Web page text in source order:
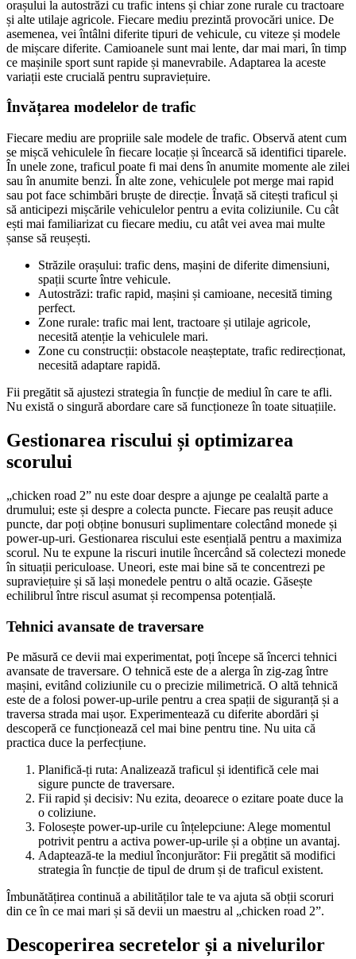
orașului la autostrăzi cu trafic intens și chiar zone rurale cu tractoare
și alte utilaje agricole. Fiecare mediu prezintă provocări unice. De
asemenea, vei întâlni diferite tipuri de vehicule, cu viteze și modele
de mișcare diferite. Camioanele sunt mai lente, dar mai mari, în timp
ce mașinile sport sunt rapide și manevrabile. Adaptarea la aceste
variații este crucială pentru supraviețuire.
Învățarea modelelor de trafic
Fiecare mediu are propriile sale modele de trafic. Observă atent cum
se mișcă vehiculele în fiecare locație și încearcă să identifici tiparele.
În unele zone, traficul poate fi mai dens în anumite momente ale zilei
sau în anumite benzi. În alte zone, vehiculele pot merge mai rapid
sau pot face schimbări bruște de direcție. Învață să citești traficul și
să anticipezi mișcările vehiculelor pentru a evita coliziunile. Cu cât
ești mai familiarizat cu fiecare mediu, cu atât vei avea mai multe
șanse să reușești.
Străzile orașului: trafic dens, mașini de diferite dimensiuni,
spații scurte între vehicule.
Autostrăzi: trafic rapid, mașini și camioane, necesită timing
perfect.
Zone rurale: trafic mai lent, tractoare și utilaje agricole,
necesită atenție la vehiculele mari.
Zone cu construcții: obstacole neașteptate, trafic redirecționat,
necesită adaptare rapidă.
Fii pregătit să ajustezi strategia în funcție de mediul în care te afli.
Nu există o singură abordare care să funcționeze în toate situațiile.
Gestionarea riscului și optimizarea
scorului
„chicken road 2” nu este doar despre a ajunge pe cealaltă parte a
drumului; este și despre a colecta puncte. Fiecare pas reușit aduce
puncte, dar poți obține bonusuri suplimentare colectând monede și
power-up-uri. Gestionarea riscului este esențială pentru a maximiza
scorul. Nu te expune la riscuri inutile încercând să colectezi monede
în situații periculoase. Uneori, este mai bine să te concentrezi pe
supraviețuire și să lași monedele pentru o altă ocazie. Găsește
echilibrul între riscul asumat și recompensa potențială.
Tehnici avansate de traversare
Pe măsură ce devii mai experimentat, poți începe să încerci tehnici
avansate de traversare. O tehnică este de a alerga în zig-zag între
mașini, evitând coliziunile cu o precizie milimetrică. O altă tehnică
este de a folosi power-up-urile pentru a crea spații de siguranță și a
traversa strada mai ușor. Experimentează cu diferite abordări și
descoperă ce funcționează cel mai bine pentru tine. Nu uita că
practica duce la perfecțiune.
Planifică-ți ruta: Analizează traficul și identifică cele mai
sigure puncte de traversare.
Fii rapid și decisiv: Nu ezita, deoarece o ezitare poate duce la
o coliziune.
Folosește power-up-urile cu înțelepciune: Alege momentul
potrivit pentru a activa power-up-urile și a obține un avantaj.
Adaptează-te la mediul înconjurător: Fii pregătit să modifici
strategia în funcție de tipul de drum și de traficul existent.
Îmbunătățirea continuă a abilităților tale te va ajuta să obții scoruri
din ce în ce mai mari și să devii un maestru al „chicken road 2”.
Descoperirea secretelor și a nivelurilor